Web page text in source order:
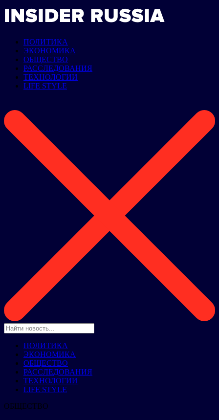
ПОЛИТИКА
ЭКОНОМИКА
ОБЩЕСТВО
РАССЛЕДОВАНИЯ
ТЕХНОЛОГИИ
LIFE STYLE
ПОЛИТИКА
ЭКОНОМИКА
ОБЩЕСТВО
РАССЛЕДОВАНИЯ
ТЕХНОЛОГИИ
LIFE STYLE
ОБЩЕСТВО